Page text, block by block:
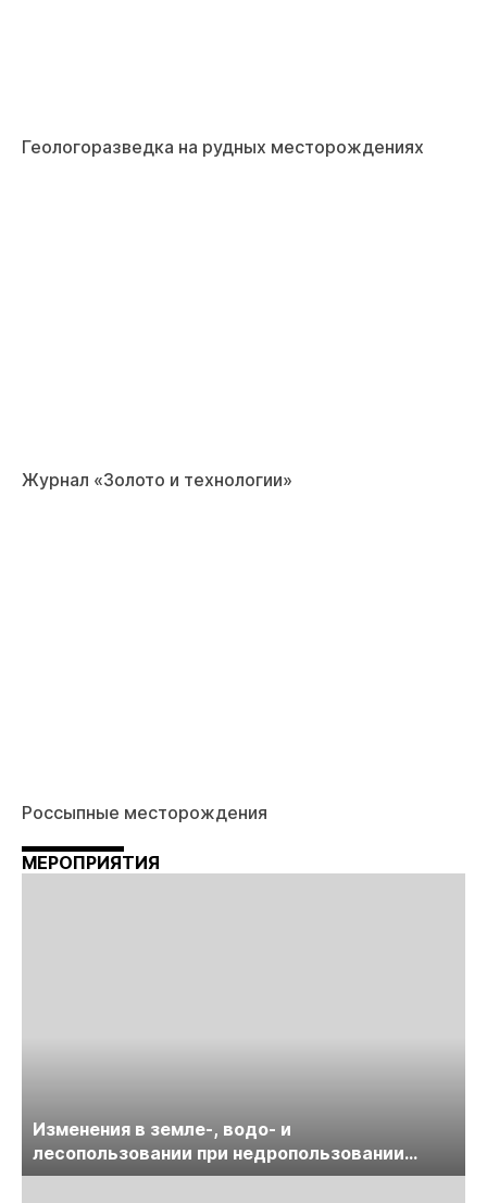
Геологоразведка на рудных месторождениях
Журнал «Золото и технологии»
Россыпные месторождения
МЕРОПРИЯТИЯ
Изменения в земле-, водо- и
лесопользовании при недропользовании
обсудят на семинаре «ПравоТЭК»